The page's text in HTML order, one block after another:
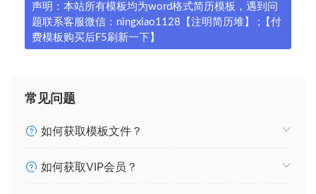
声明：本站所有模板均为word格式简历模板，遇到问
题联系客服微信：ningxiao1128【注明简历堆】 ;【付
费模板购买后F5刷新一下】
常见问题
如何获取模板文件？
如何获取VIP会员？